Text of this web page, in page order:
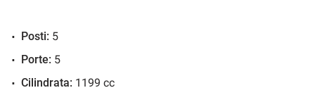
Posti: 5
Porte: 5
Cilindrata: 1199 cc